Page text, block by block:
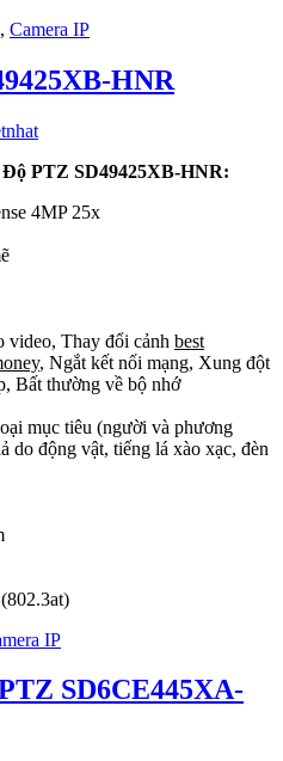
, Camera IP
HNR
PTZ SD49425XB-HNR:
4MP 25x
video, Thay đổi cảnh best
, Ngắt kết nối mạng, Xung đột
Bất thường về bộ nhớ
mục tiêu (người và phương
do động vật, tiếng lá xào xạc, đèn
IP
SD6CE445XA-